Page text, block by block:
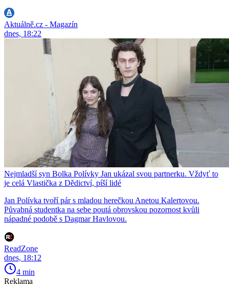
Aktuálně.cz - Magazín
dnes, 18:22
Nejmladší syn Bolka Polívky Jan ukázal svou partnerku. Vždyť to
je celá Vlastička z Dědictví, píší lidé
Jan Polívka tvoří pár s mladou herečkou Anetou Kalertovou.
Půvabná studentka na sebe poutá obrovskou pozornost kvůli
nápadné podobě s Dagmar Havlovou.
ReadZone
dnes, 18:12
4 min
Reklama